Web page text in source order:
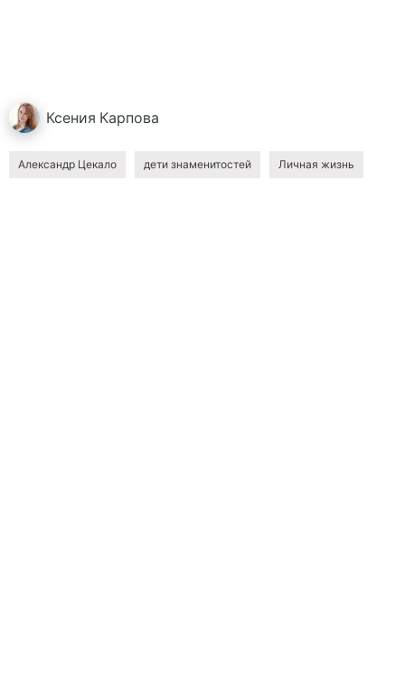
Ксения Карпова
Александр Цекало дети знаменитостей Личная жизнь